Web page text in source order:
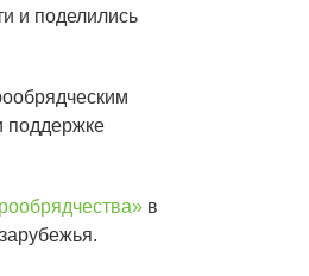
и поделились
поддержке
в